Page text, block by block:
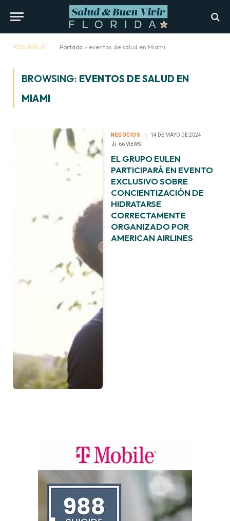
YOU ARE AT: Portada » eventos de salud en Miami
BROWSING: EVENTOS DE SALUD EN
MIAMI
NEGOCIOS
14 DE MAYO DE 2024
66VIEWS
EL GRUPO EULEN
PARTICIPARÁ EN EVENTO
EXCLUSIVO SOBRE
CONCIENTIZACIÓN DE
HIDRATARSE
CORRECTAMENTE
ORGANIZADO POR
AMERICAN AIRLINES